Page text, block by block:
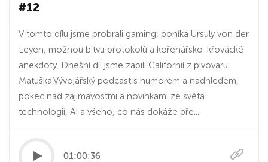
#12
V tomto dílu jsme probrali gaming, poníka Ursuly von der
Leyen, možnou bitvu protokolů a kořenářsko-křovácké
anekdoty. Dnešní díl jsme zapili Californií z pivovaru
Matuška.Vývojářský podcast s humorem a nadhledem,
pokec nad zajímavostmi a novinkami ze světa
technologií, AI a všeho, co nás dokáže pře...
01:00:36